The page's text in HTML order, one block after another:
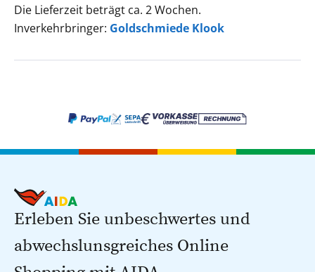
Die Lieferzeit beträgt ca. 2 Wochen.
Inverkehrbringer: Goldschmiede Klook
Erleben Sie unbeschwertes und
abwechslunsgreiches Online